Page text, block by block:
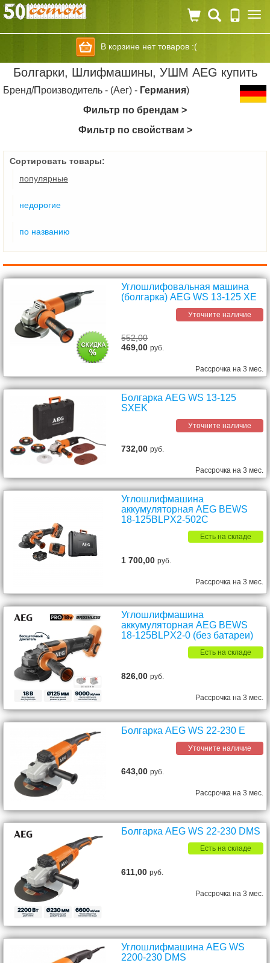
В корзине нет товаров :(
Болгарки, Шлифмашины, УШМ AEG купить
Бренд/Производитель - (Аег) - Германия)
Фильтр по брендам >
Фильтр по свойствам >
Сортировать товары:
популярные
недорогие
по названию
Углошлифовальная машина
(болгарка) AEG WS 13-125 XE
Уточните наличие
552,00
469,00руб.
Рассрочка на 3 мес.
Болгарка AEG WS 13-125
SXEK
Уточните наличие
732,00руб.
Рассрочка на 3 мес.
Углошлифмашина
аккумуляторная AEG BEWS
18-125BLPX2-502C
Есть на складе
1 700,00руб.
Рассрочка на 3 мес.
Углошлифмашина
аккумуляторная AEG BEWS
18-125BLPX2-0 (без батареи)
Есть на складе
826,00руб.
Рассрочка на 3 мес.
Болгарка AEG WS 22-230 E
Уточните наличие
643,00руб.
Рассрочка на 3 мес.
Болгарка AEG WS 22-230 DMS
Есть на складе
611,00руб.
Рассрочка на 3 мес.
Углошлифмашина AEG WS
2200-230 DMS